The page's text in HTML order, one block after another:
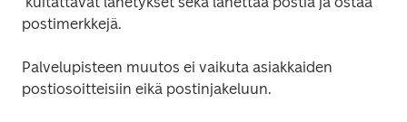
Palvelupisteen muutos ei vaikuta asiakkaiden